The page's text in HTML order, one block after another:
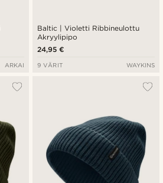
ARKAI
Baltic | Violetti Ribbineulottu
Akryylipipo
24,95 €
9 VÄRIT WAYKINS